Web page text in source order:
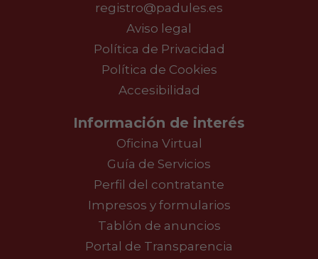
registro@padules.es
Aviso legal
Política de Privacidad
Política de Cookies
Accesibilidad
Información de interés
Oficina Virtual
Guía de Servicios
Perfil del contratante
Impresos y formularios
Tablón de anuncios
Portal de Transparencia